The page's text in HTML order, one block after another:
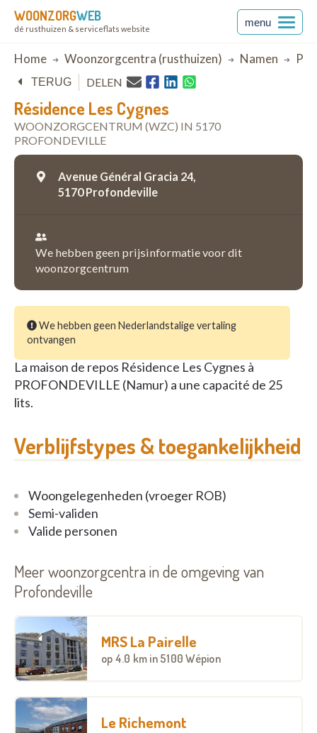
WOONZORGWEB
dé rusthuizen & serviceflats website
menu
Breadcrumb
Home Woonzorgcentra (rusthuizen) Namen
Résidence Les Cygnes
WOONZORGCENTRUM (WZC) IN 5170
PROFONDEVILLE
TERUG DELEN
Avenue Général Gracia 24,
5170 Profondeville
We hebben geen prijsinformatie voor dit
woonzorgcentrum
We hebben geen Nederlandstalige vertaling
ontvangen
La maison de repos Résidence Les Cygnes à
PROFONDEVILLE (Namur) a une capacité de 25
lits.
Verblijfstypes & toegankelijkheid
Woongelegenheden (vroeger ROB)
Semi-validen
Valide personen
Meer woonzorgcentra in de omgeving van
Profondeville
MRS La Pairelle
op 4.0 km in 5100 Wépion
Le Richemont